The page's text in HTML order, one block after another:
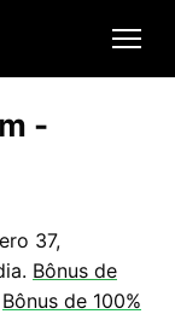
-
37,
Bônus de
Bônus de 100%